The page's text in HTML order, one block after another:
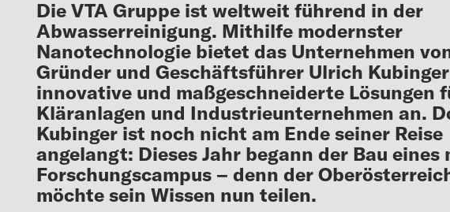
Die VTA Gruppe ist weltweit führend in der
Abwasserreinigung. Mithilfe modernster
Nanotechnologie bietet das Unternehmen
Gründer und Geschäftsführer Ulrich Kubinger
innovative und maßgeschneiderte Lösungen
Kläranlagen und Industrieunternehmen an.
Kubinger ist noch nicht am Ende seiner Reise
angelangt: Dieses Jahr begann der Bau eines
Forschungscampus – denn der
möchte sein Wissen nun teilen.